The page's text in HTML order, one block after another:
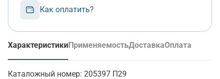
Как оплатить?
Характеристики
(активная вкладка)
ПрименяемостьДоставкаОплата
Каталожный номер: 205397 П29